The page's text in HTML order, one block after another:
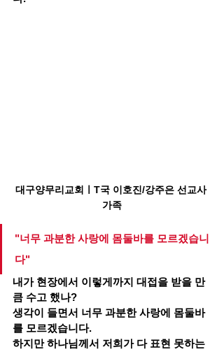
대구양무리교회ㅣT국 이호진/강주은 선교사
가족
"너무 과분한 사랑에 몸둘바를 모르겠습니
다"
내가 현장에서 이렇게까지 대접을 받을 만
큼 수고 했나?
생각이 들면서 너무 과분한 사랑에 몸둘바
를 모르겠습니다.
하지만 하나님께서 저희가 다 표현 못하는